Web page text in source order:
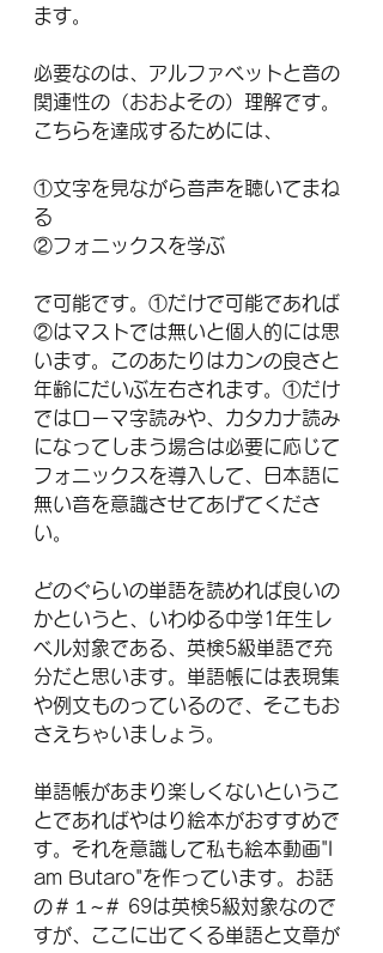
ます。
必要なのは、アルファベットと音の
関連性の（おおよその）理解です。
こちらを達成するためには、
①文字を見ながら音声を聴いてまね
る
②フォニックスを学ぶ
で可能です。①だけで可能であれば
②はマストでは無いと個人的には思
います。このあたりはカンの良さと
年齢にだいぶ左右されます。①だけ
ではローマ字読みや、カタカナ読み
になってしまう場合は必要に応じて
フォニックスを導入して、日本語に
無い音を意識させてあげてくださ
い。
どのぐらいの単語を読めれば良いの
かというと、いわゆる中学1年生レ
ベル対象である、英検5級単語で充
分だと思います。単語帳には表現集
や例文ものっているので、そこもお
さえちゃいましょう。
単語帳があまり楽しくないというこ
とであればやはり絵本がおすすめで
す。それを意識して私も絵本動画"I
am Butaro"を作っています。お話
の＃１~＃ 69は英検5級対象なので
すが、ここに出てくる単語と文章が